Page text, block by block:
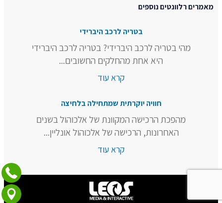
מאמרים רלוונטים נוספים
בטריה לרכב היברידי
מהי בטריה לרכב היברידי? בטריה לרכב היברידי
היא אחת מהחלקים החשובים...
קרא עוד
חוויה יוקרתית שמתחילה בלחיצה
מהפכת הרכישה המקוונת של אלכוהול בשנים
האחרונות, הרכישה של אלכוהול אונליין...
קרא עוד